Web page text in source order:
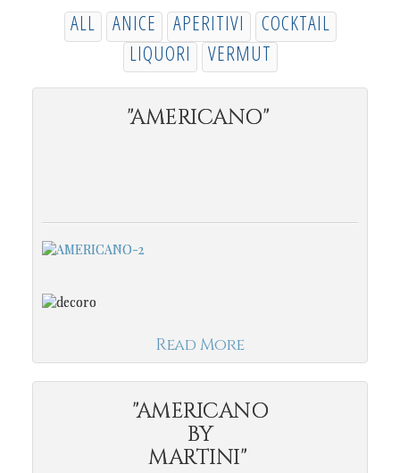
ALL ANICE APERITIVI
COCKTAIL
LIQUORI
VERMUT
"AMERICANO"
Read More
"AMERICANO
BY
MARTINI"